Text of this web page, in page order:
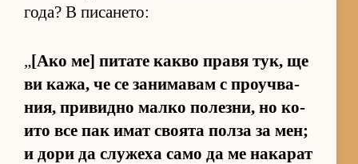
го­да? В пи­са­не­то:
„[Ако ме] пи­тате какво правя тук, ще
ви ка­жа, че се за­ни­ма­вам с про­уч­ва­
ния, при­видно малко по­лез­ни, но ко­
ито все пак имат сво­ята полза за мен;
и дори да слу­жеха само да ме на­ка­рат